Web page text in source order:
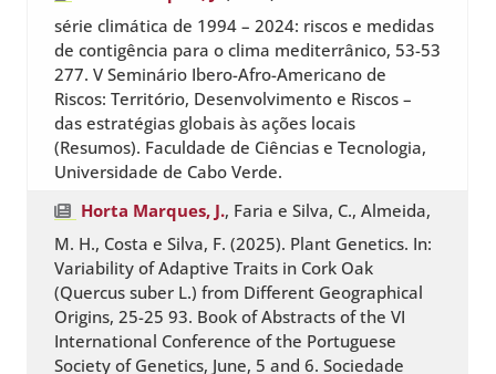
série climática de 1994 – 2024: riscos e medidas
de contigência para o clima mediterrânico, 53-53
277. V Seminário Ibero-Afro-Americano de
Riscos: Território, Desenvolvimento e Riscos –
das estratégias globais às ações locais
(Resumos). Faculdade de Ciências e Tecnologia,
Universidade de Cabo Verde.
Horta Marques, J., Faria e Silva, C., Almeida,
M. H., Costa e Silva, F. (2025). Plant Genetics. In:
Variability of Adaptive Traits in Cork Oak
(Quercus suber L.) from Different Geographical
Origins, 25-25 93. Book of Abstracts of the VI
International Conference of the Portuguese
Society of Genetics, June, 5 and 6. Sociedade